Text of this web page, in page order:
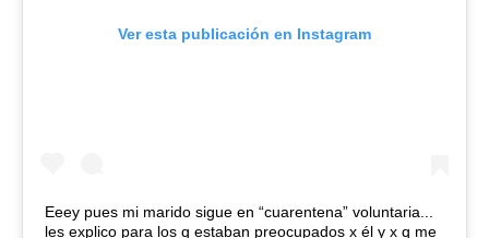
Ver esta publicación en Instagram
Eeey pues mi marido sigue en “cuarentena” voluntaria...
les explico para los q estaban preocupados x él y x q me